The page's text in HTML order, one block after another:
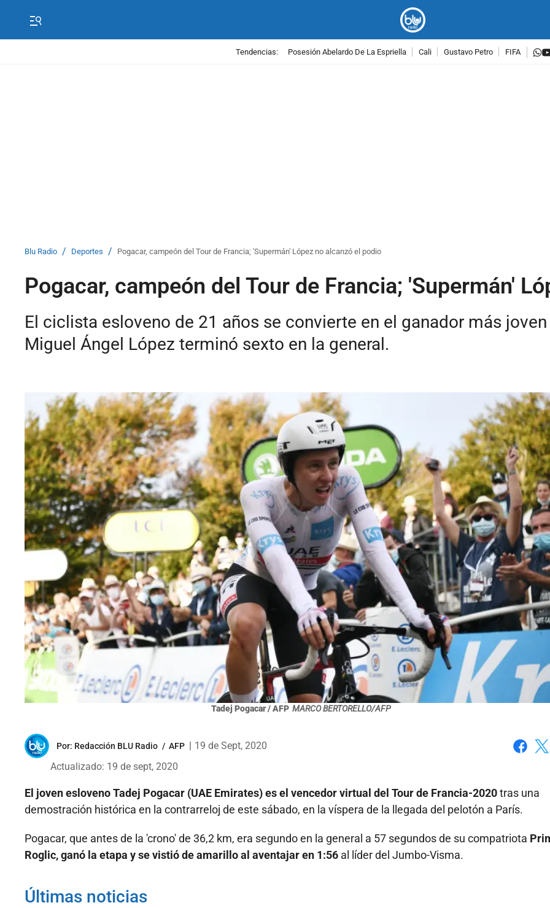
Tendencias: Posesión Abelardo De La Espriella Cali Gustavo Petro FIFA
Blu Radio / Deportes / Pogacar, campeón del Tour de Francia; 'Supermán' López no alcanzó el podio
Pogacar, campeón del Tour de Francia; 'Supermán'
El ciclista esloveno de 21 años se convierte en el ganador más
Miguel Ángel López terminó sexto en la general.
Tadej Pogacar / AFP MARCO BERTORELLO/AFP
Por: Redacción BLU Radio / AFP
19 de Sept, 2020
Actualizado: 19 de sept, 2020
El joven esloveno Tadej Pogacar (UAE Emirates) es el vencedor virtual del Tour de Francia-2020tras una
demostración histórica en la contrarreloj de este sábado, en la víspera de la llegada del pelotón a París.
Pogacar, que antes de la 'crono' de 36,2 km, era segundo en la general a 57 segundos de su compatriota
Roglic, ganó la etapa y se vistió de amarillo al aventajar en 1:56 al líder del Jumbo-Visma.
Últimas noticias